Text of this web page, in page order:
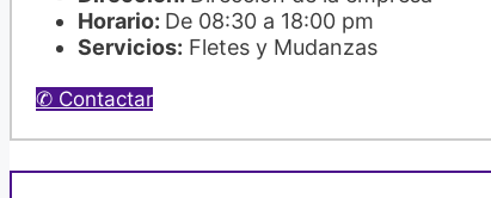
Horario: De 08:30 a 18:00 pm
Servicios: Fletes y Mudanzas
✆ Contactar